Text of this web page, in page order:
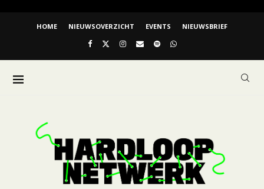
HOME NIEUWSOVERZICHT EVENTS NIEUWSBRIEF